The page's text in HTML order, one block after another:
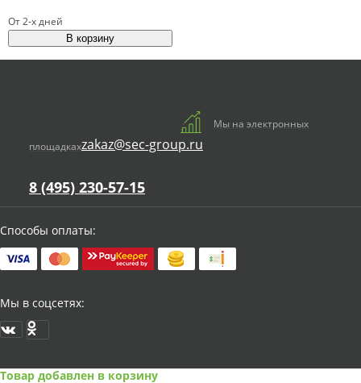
От 2-х дней
Мы на электронных
площадкахzakaz@sec-group.ru
8 (495) 230-57-15
Способы оплаты:
Мы в соцсетях:
Товар добавлен в корзину